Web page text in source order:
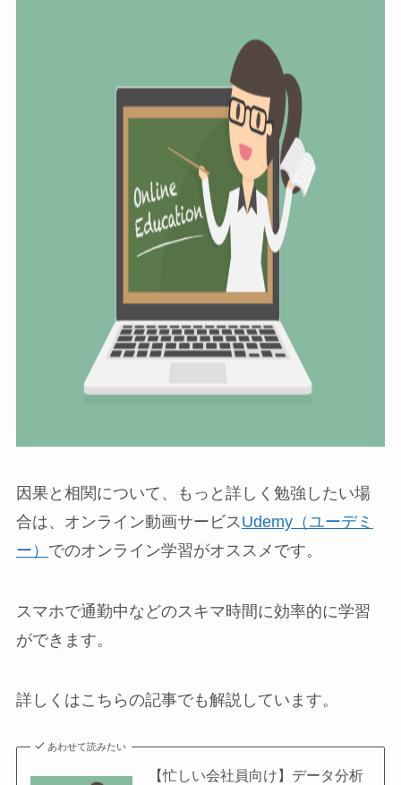
因果と相関について、もっと詳しく勉強したい場
合は、オンライン動画サービス Udemy（ユーデミ
ー） でのオンライン学習がオススメです。
スマホで通勤中などのスキマ時間に効率的に学習
ができます。
詳しくはこちらの記事でも解説しています。
あわせて読みたい
【忙しい会社員向け】データ分析